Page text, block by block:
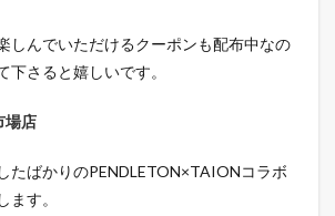
しんでいただけるクーポンも配布中なの
下さると嬉しいです。
場店
たばかりのPENDLETON×TAIONコラボ
ます。